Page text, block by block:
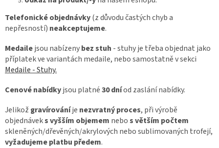
Telefonické objednávky(z důvodu častých chyb a
nepřesností) neakceptujeme.
Medailejsou nabízenybez stuh - stuhy je třeba objednat jako
příplatek ve variantách medaile, nebo samostatně v sekci
Medaile - Stuhy.
Cenové nabídkyjsou platné30 dníod zaslání nabídky.
Jelikož gravírováníje nezvratný proces, při výrobě
objednáveks vyšším objemem nebos větším počtem
skleněných/dřevěných/akrylových nebo sublimovaných trofejí,
vyžadujeme platbu předem.